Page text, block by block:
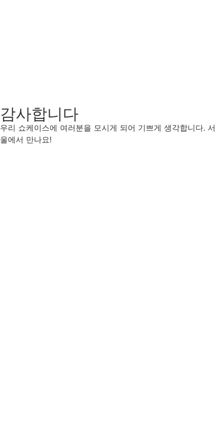
감사합니다
우리 쇼케이스에 여러분을 모시게 되어 기쁘게 생각합니다. 서
울에서 만나요!